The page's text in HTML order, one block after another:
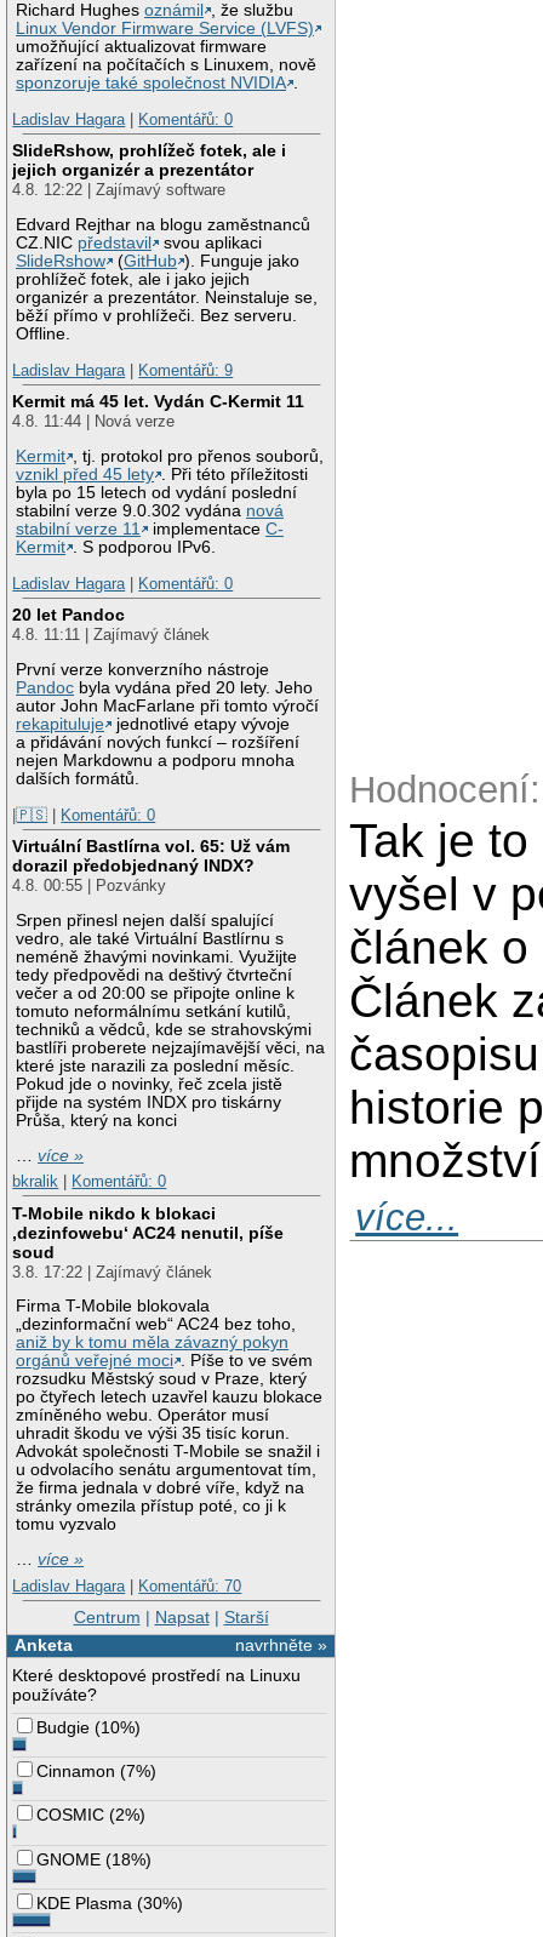
Richard Hughesoznámil
, že službu
Linux Vendor Firmware Service (LVFS)
umožňující aktualizovat firmware
zařízení na počítačích s Linuxem, nově
sponzoruje také společnost NVIDIA .
Ladislav Hagara | Komentářů: 0
SlideRshow, prohlížeč fotek, ale i
jejich organizér a prezentátor
4.8. 12:22 | Zajímavý software
Edvard Rejthar na blogu zaměstnanců
CZ.NIC představil
svou aplikaci
SlideRshow
(GitHub ). Funguje jako
prohlížeč fotek, ale i jako jejich
organizér a prezentátor. Neinstaluje se,
běží přímo v prohlížeči. Bez serveru.
Offline.
Ladislav Hagara | Komentářů: 9
Kermit má 45 let. Vydán C-Kermit 11
4.8. 11:44 | Nová verze
Kermit , tj. protokol pro přenos souborů,
vznikl před 45 lety . Při této příležitosti
byla po 15 letech od vydání poslední
stabilní verze 9.0.302 vydána nová
stabilní verze 11
implementaceC-
Kermit . S podporou IPv6.
Ladislav Hagara | Komentářů: 0
20 let Pandoc
4.8. 11:11 | Zajímavý článek
První verze konverzního nástroje
Pandoc byla vydána před 20 lety. Jeho
autor John MacFarlane při tomto výročí
rekapituluje
jednotlivé etapy vývoje
a přidávání nových funkcí – rozšíření
nejen Markdownu a podporu mnoha
dalších formátů.
|🇵🇸 | Komentářů: 0
Virtuální Bastlírna vol. 65: Už vám
dorazil předobjednaný INDX?
4.8. 00:55 | Pozvánky
Srpen přinesl nejen další spalující
vedro, ale také Virtuální Bastlírnu s
neméně žhavými novinkami. Využijte
tedy předpovědi na deštivý čtvrteční
večer a od 20:00 se připojte online k
tomuto neformálnímu setkání kutilů,
techniků a vědců, kde se strahovskými
bastlíři proberete nejzajímavější věci, na
které jste narazili za poslední měsíc.
Pokud jde o novinky, řeč zcela jistě
přijde na systém INDX pro tiskárny
Průša, který na konci
…více »
bkralik
Komentářů: 0
T-Mobile nikdo k blokaci
‚dezinfowebu‘ AC24 nenutil, píše
soud
3.8. 17:22 | Zajímavý článek
Firma T-Mobile blokovala
„dezinformační web“ AC24 bez toho,
aniž by k tomu měla závazný pokyn
orgánů veřejné moci . Píše to ve svém
rozsudku Městský soud v Praze, který
po čtyřech letech uzavřel kauzu blokace
zmíněného webu. Operátor musí
uhradit škodu ve výši 35 tisíc korun.
Advokát společnosti T-Mobile se snažil i
u odvolacího senátu argumentovat tím,
že firma jednala v dobré víře, když na
stránky omezila přístup poté, co ji k
tomu vyzvalo
…více »
Ladislav Hagara | Komentářů: 70
Centrum | Napsat| Starší
navrhněte »
Anketa
Které desktopové prostředí na Linuxu
používáte?
Budgie (10%)
Cinnamon (7%)
COSMIC (2%)
GNOME (18%)
KDE Plasma (30%)
Tak je
vyšel v
článek o
Článek
historie
více...